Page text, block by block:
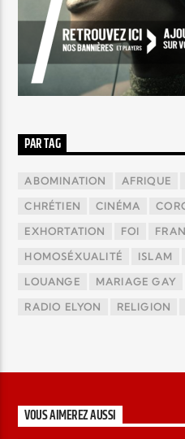
PAR TAG
ABOMINATION AFRIQUE
CHRÉTIEN CINÉMA
EXHORTATION FOI
HOMOSÉXUALITÉ ISLAM
LOUANGE MARIAGE GAY
RADIO ELYON RELIGION
VOUS AIMEREZ AUSSI